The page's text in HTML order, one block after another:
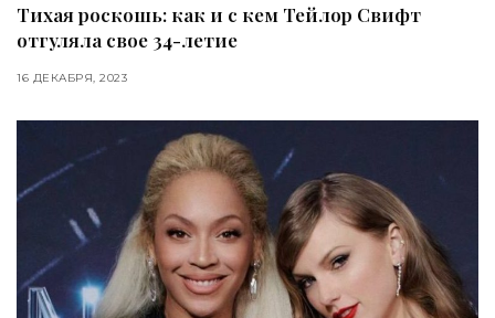
Тихая роскошь: как и с кем Тейлор Свифт
отгуляла свое 34-летие
16 ДЕКАБРЯ, 2023